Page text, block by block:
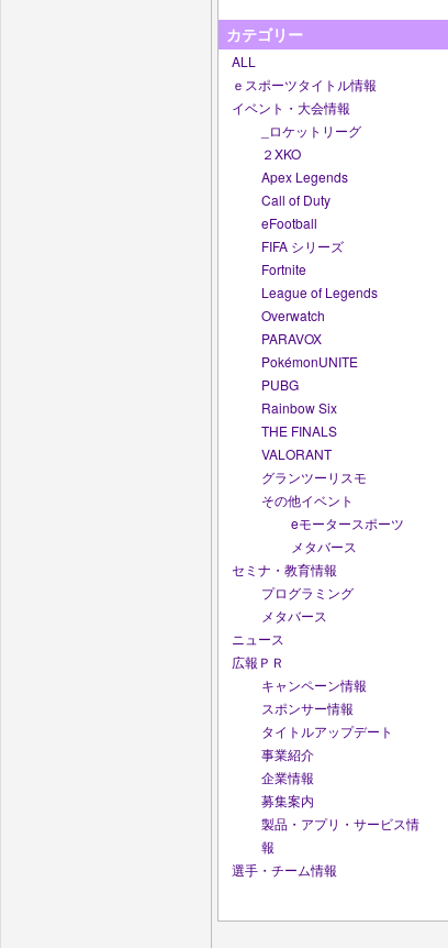
カテゴリー
ALL
ｅスポーツタイトル情報
イベント・大会情報
_ロケットリーグ
２XKO
Apex Legends
Call of Duty
eFootball
FIFA シリーズ
Fortnite
League of Legends
Overwatch
PARAVOX
PokémonUNITE
PUBG
Rainbow Six
THE FINALS
VALORANT
グランツーリスモ
その他イベント
eモータースポーツ
メタバース
セミナ・教育情報
プログラミング
メタバース
ニュース
広報ＰＲ
キャンペーン情報
スポンサー情報
タイトルアップデート
事業紹介
企業情報
募集案内
製品・アプリ・サービス情
報
選手・チーム情報